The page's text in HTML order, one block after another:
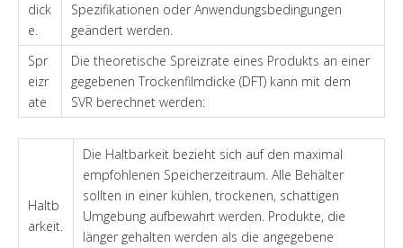
dick
e.
Spezifikationen oder Anwendungsbedingungen
geändert werden.
Spr
eizr
ate
Die theoretische Spreizrate eines Produkts an einer
gegebenen Trockenfilmdicke (DFT) kann mit dem
SVR berechnet werden:
Haltb
arkeit.
Die Haltbarkeit bezieht sich auf den maximal
empfohlenen Speicherzeitraum. Alle Behälter
sollten in einer kühlen, trockenen, schattigen
Umgebung aufbewahrt werden. Produkte, die
länger gehalten werden als die angegebene